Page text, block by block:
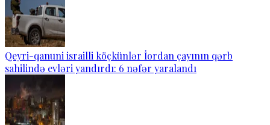
Qeyri-qanuni israilli köçkünlər İordan çayının qərb
sahilində evləri yandırdı: 6 nəfər yaralandı